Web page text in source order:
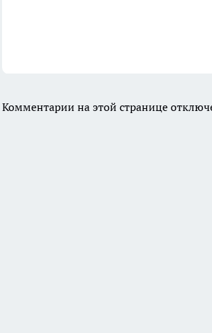
Комментарии на этой странице